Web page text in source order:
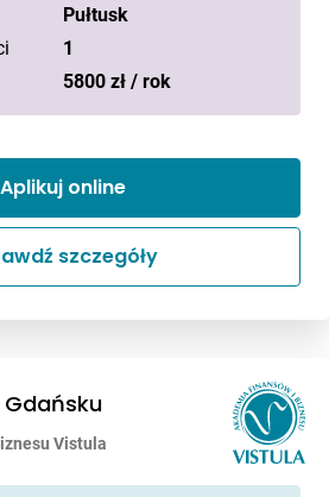
Pułtusk
1
5800 zł / rok
Aplikuj online
szczegóły
Vistula